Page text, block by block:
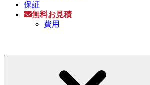
保証
無料お見積
費用